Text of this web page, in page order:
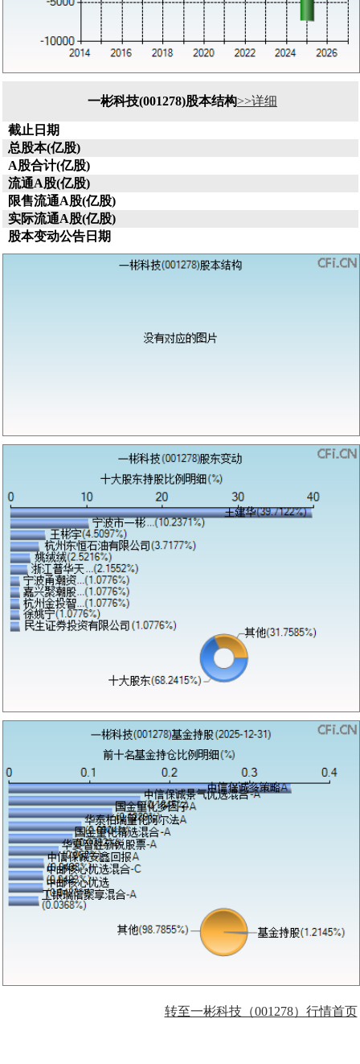
一彬科技(001278)股本结构>>详细
截止日期
总股本(亿股)
A股合计(亿股)
流通A股(亿股)
限售流通A股(亿股)
实际流通A股(亿股)
股本变动公告日期
转至一彬科技（001278）行情首页